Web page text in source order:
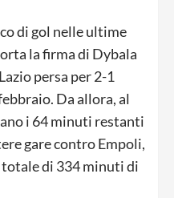
di gol nelle ultime
la firma di Dybala
persa per 2-1
Da allora, al
i 64 minuti restanti
gare contro Empoli,
totale di 334 minuti di